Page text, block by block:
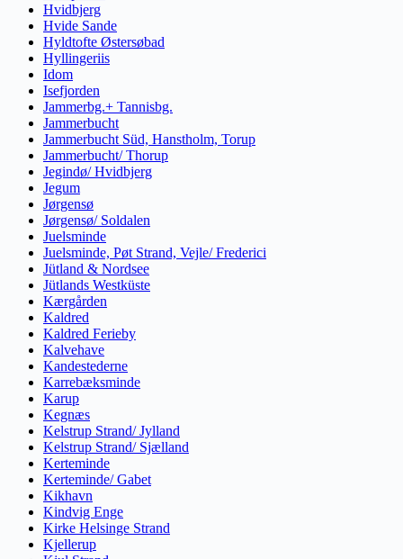
Hvidbjerg
Hvide Sande
Hyldtofte Østersøbad
Hyllingeriis
Idom
Isefjorden
Jammerbg.+ Tannisbg.
Jammerbucht
Jammerbucht Süd, Hanstholm, Torup
Jammerbucht/ Thorup
Jegindø/ Hvidbjerg
Jegum
Jørgensø
Jørgensø/ Soldalen
Juelsminde
Juelsminde, Pøt Strand, Vejle/ Frederici
Jütland & Nordsee
Jütlands Westküste
Kærgården
Kaldred
Kaldred Ferieby
Kalvehave
Kandestederne
Karrebæksminde
Karup
Kegnæs
Kelstrup Strand/ Jylland
Kelstrup Strand/ Sjælland
Kerteminde
Kerteminde/ Gabet
Kikhavn
Kindvig Enge
Kirke Helsinge Strand
Kjellerup